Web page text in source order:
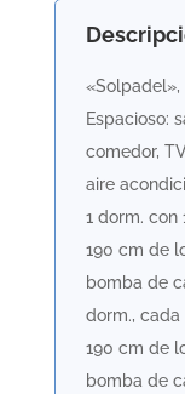
«Solpadel»,
Espacioso:
comedor,
aire
1 dorm. con
190 cm de
bomba de
dorm., cada
190 cm de
bomba de